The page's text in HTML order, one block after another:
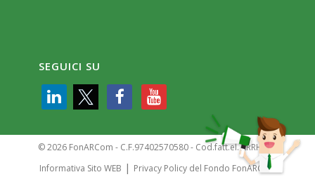
SEGUICI SU
© 2026 FonARCom - C.F.97402570580 - Cod.fatt.el. KRRH6B9
Informativa Sito WEB | Privacy Policy del Fondo FonARCom